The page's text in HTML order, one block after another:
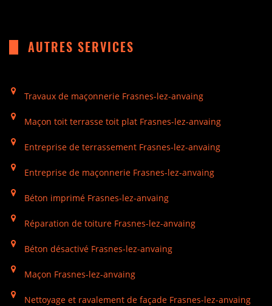
AUTRES SERVICES
Travaux de maçonnerie Frasnes-lez-anvaing
Maçon toit terrasse toit plat Frasnes-lez-anvaing
Entreprise de terrassement Frasnes-lez-anvaing
Entreprise de maçonnerie Frasnes-lez-anvaing
Béton imprimé Frasnes-lez-anvaing
Réparation de toiture Frasnes-lez-anvaing
Béton désactivé Frasnes-lez-anvaing
Maçon Frasnes-lez-anvaing
Nettoyage et ravalement de façade Frasnes-lez-anvaing